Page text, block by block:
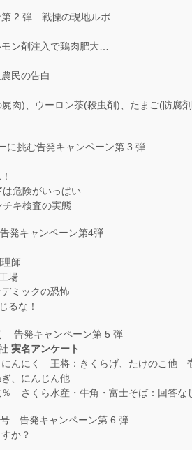
2 弾 戦慄の現地ルポ
ン剤注入で鶏肉肥大…
民の告白
肉)、ウーロン茶(殺虫剤)、たまご(防腐
挑む告発キャンペーン第 3 弾
は危険がいっぱい
キ検査の実態
発キャンペーン第4弾
師
場
ミックの恐怖
るな！
告発キャンペーン第 5 弾
実名アンケート
んにく 王将：きくらげ、たけのこ他
、にんじん他
さくら水産・牛角・富士そば：回答な
告発キャンペーン第 6 弾
か？